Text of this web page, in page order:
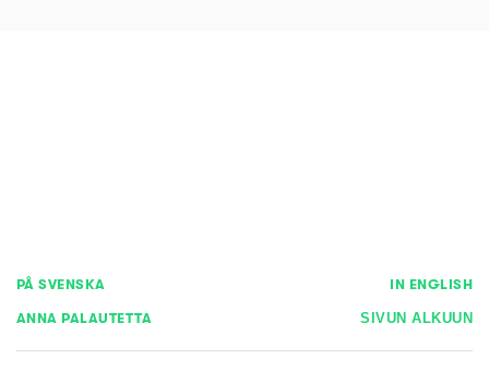
PÅ SVENSKA IN ENGLISH
ANNA PALAUTETTA SIVUN ALKUUN